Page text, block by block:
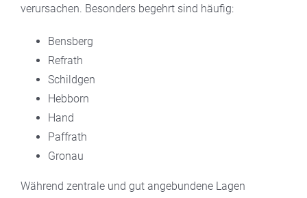
verursachen. Besonders begehrt sind häufig:
Bensberg
Refrath
Schildgen
Hebborn
Hand
Paffrath
Gronau
Während zentrale und gut angebundene Lagen